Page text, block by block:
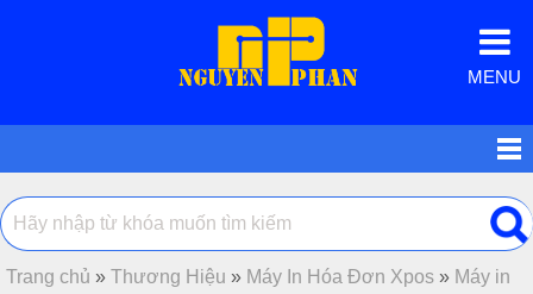
MENU
Trang chủ » Thương Hiệu » Máy In Hóa Đơn Xpos » Máy in